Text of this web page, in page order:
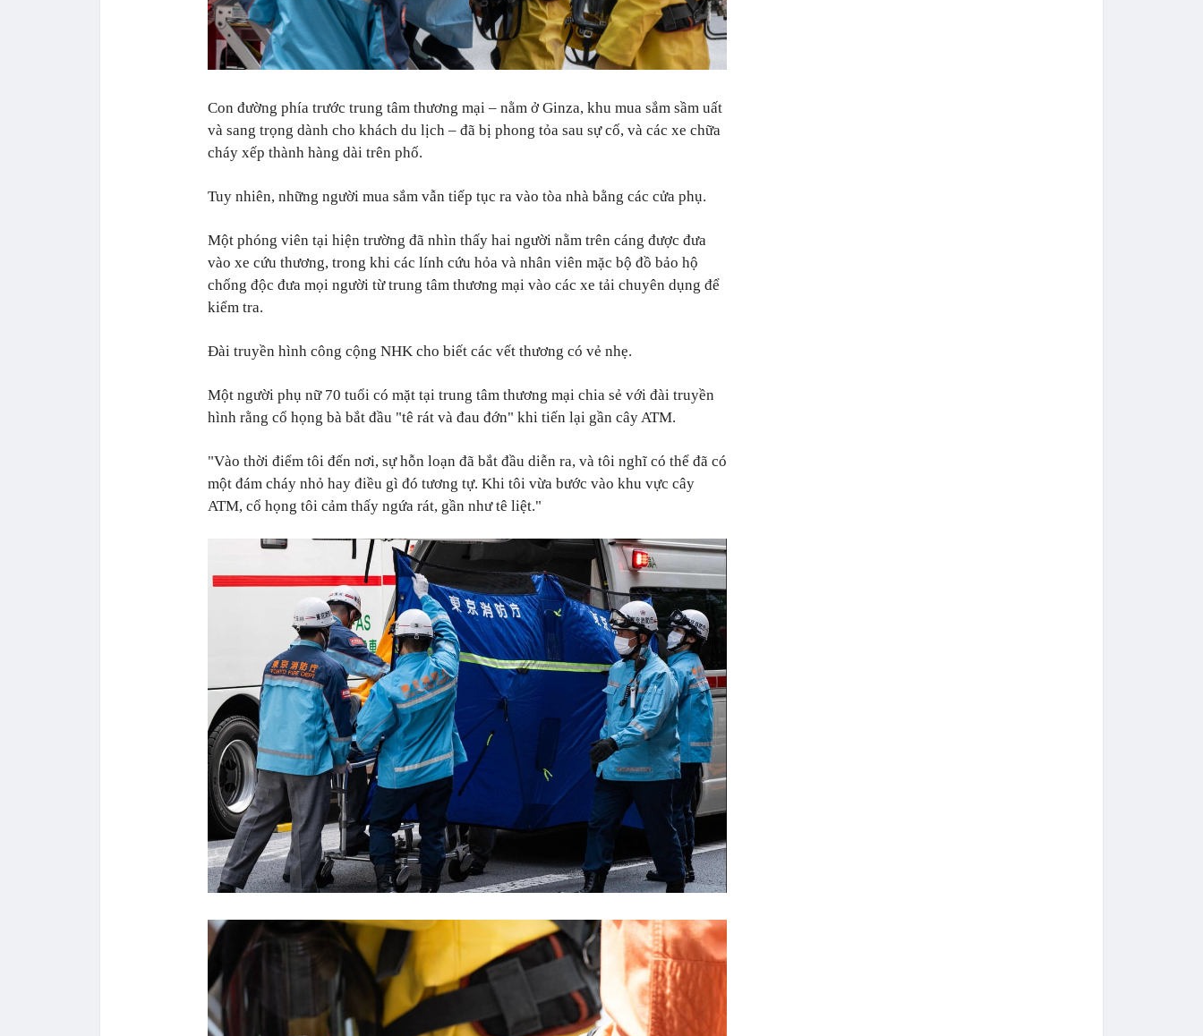
Con đường phía trước trung tâm thương mại – nằm ở Ginza, khu mua sắm sầm uất
và sang trọng dành cho khách du lịch – đã bị phong tỏa sau sự cố, và các xe chữa
cháy xếp thành hàng dài trên phố.
Tuy nhiên, những người mua sắm vẫn tiếp tục ra vào tòa nhà bằng các cửa phụ.
Một phóng viên tại hiện trường đã nhìn thấy hai người nằm trên cáng được đưa
vào xe cứu thương, trong khi các lính cứu hỏa và nhân viên mặc bộ đồ bảo hộ
chống độc đưa mọi người từ trung tâm thương mại vào các xe tải chuyên dụng để
kiểm tra.
Đài truyền hình công cộng NHK cho biết các vết thương có vẻ nhẹ.
Một người phụ nữ 70 tuổi có mặt tại trung tâm thương mại chia sẻ với đài truyền
hình rằng cổ họng bà bắt đầu "tê rát và đau đớn" khi tiến lại gần cây ATM.
"Vào thời điểm tôi đến nơi, sự hỗn loạn đã bắt đầu diễn ra, và tôi nghĩ có thể đã có
một đám cháy nhỏ hay điều gì đó tương tự. Khi tôi vừa bước vào khu vực cây
ATM, cổ họng tôi cảm thấy ngứa rát, gần như tê liệt."